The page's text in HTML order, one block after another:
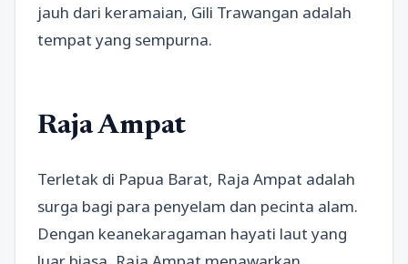
jauh dari keramaian, Gili Trawangan adalah
tempat yang sempurna.
Raja Ampat
Terletak di Papua Barat, Raja Ampat adalah
surga bagi para penyelam dan pecinta alam.
Dengan keanekaragaman hayati laut yang